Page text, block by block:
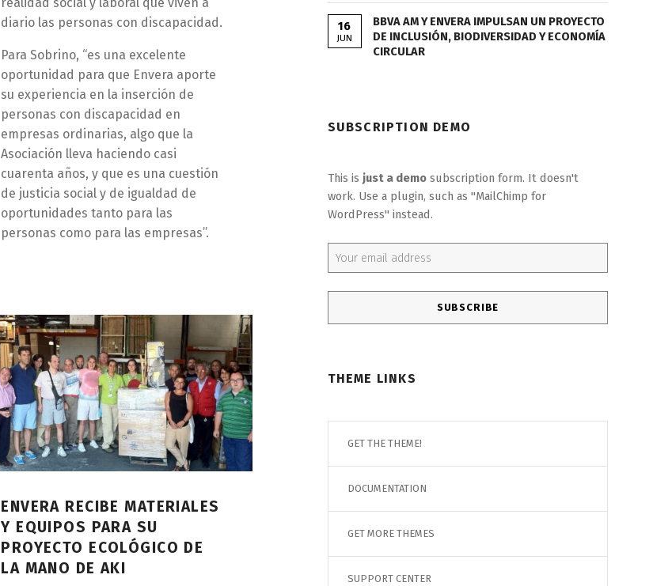
diario las personas con discapacidad.
Para Sobrino, “es una excelente
oportunidad para que Envera aporte
su experiencia en la inserción de
personas con discapacidad en
empresas ordinarias, algo que la
Asociación lleva haciendo casi
cuarenta años, y que es una cuestión
de justicia social y de igualdad de
oportunidades tanto para las
personas como para las empresas”.
ENVERA RECIBE MATERIALES
Y EQUIPOS PARA SU
PROYECTO ECOLÓGICO DE
LA MANO DE AKI
16
JUN
BBVA AM Y ENVERA IMPULSAN UN PROYECTO
DE INCLUSIÓN, BIODIVERSIDAD Y ECONOMÍA
CIRCULAR
SUBSCRIPTION DEMO
This is just a demosubscription form. It doesn't
work. Use a plugin, such as "MailChimp for
WordPress" instead.
Email address:
THEME LINKS
GET THE THEME!
DOCUMENTATION
GET MORE THEMES
SUPPORT CENTER